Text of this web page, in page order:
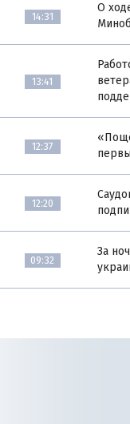
14:31
О
13:41
12:37
12:20
09:32
За